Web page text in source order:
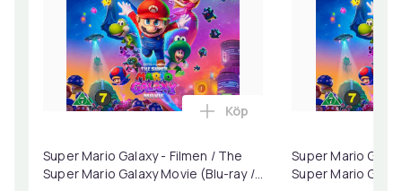
Super Mario Galaxy - Filmen / The
Super Mario Galaxy Movie (Blu-ray /
Lägg till Super Mario
Köp
Super Mario
Super Mario